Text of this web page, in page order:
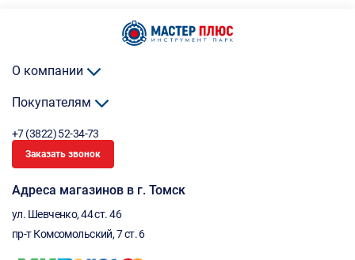
О компании
Покупателям
+7 (3822) 52-34-73
Заказать звонок
Адреса магазинов в г. Томск
ул. Шевченко, 44 ст. 46
пр-т Комсомольский, 7 ст. 6